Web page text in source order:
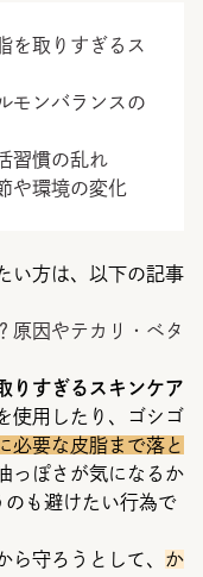
を取りすぎるス
モンバランスの
習慣の乱れ
や環境の変化
い方は、以下の記事
原因やテカリ・ベタ
りすぎるスキンケア
使用したり、ゴシゴ
必要な皮脂まで落と
っぽさが気になるか
も避けたい行為で
ら守ろうとして、 か